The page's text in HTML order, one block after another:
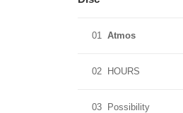
01 Atmos
02 HOURS
03 Possibility